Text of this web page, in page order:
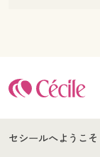
セシールへようこそ